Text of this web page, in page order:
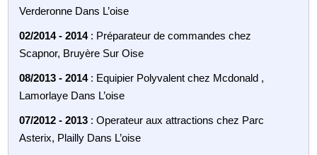
Verderonne Dans L’oise
02/2014 - 2014: Préparateur de commandes chez
Scapnor, Bruyère Sur Oise
08/2013 - 2014: Equipier Polyvalent chez Mcdonald ,
Lamorlaye Dans L’oise
07/2012 - 2013 : Operateur aux attractions chez Parc
Asterix, Plailly Dans L’oise